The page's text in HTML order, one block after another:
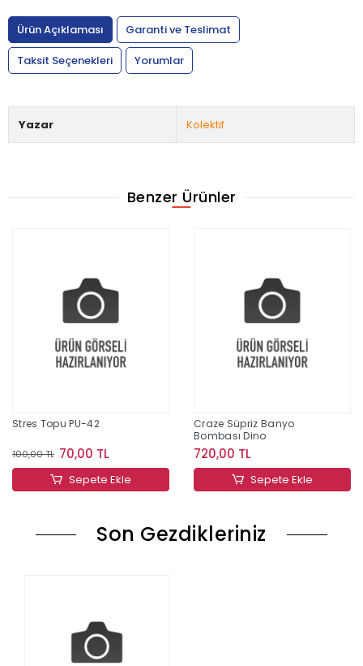
Ürün Açıklaması
Garanti ve Teslimat
Taksit Seçenekleri
Yorumlar
Yazar Kolektif
Benzer Ürünler
Stres Topu PU-42
100,00 TL 70,00 TL
Sepete Ekle
Craze Süpriz Banyo
Bombası Dino
720,00 TL
Sepete Ekle
Son Gezdikleriniz